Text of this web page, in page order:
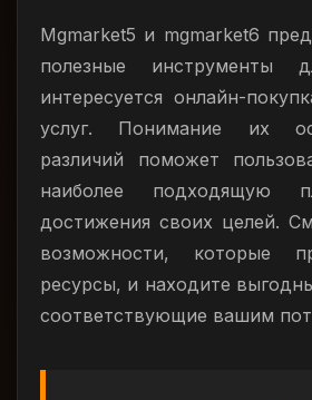
Mgmarket5 и mgmarket6
полезные инструменты
интересуется онлайн-
услуг. Понимание их
различий поможет
наиболее подходящую
достижения своих целей.
возможности, которые
ресурсы, и находите
соответствующие вашим